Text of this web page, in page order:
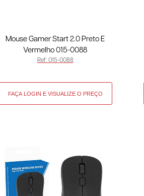
Mouse Gamer Start 2.0 Preto E
Vermelho 015-0088
Ref: 015-0088